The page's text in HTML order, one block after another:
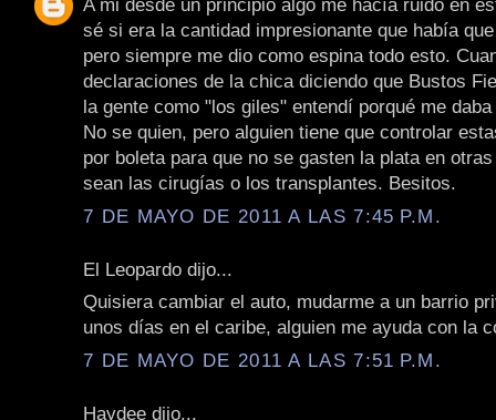
A mi desde un principio algo me hacía ruido en
sé si era la cantidad impresionante que había
pero siempre me dio como espina todo esto.
declaraciones de la chica diciendo que Bustos
la gente como "los giles" entendí porqué me
No se quien, pero alguien tiene que controlar
por boleta para que no se gasten la plata en
sean las cirugías o los transplantes. Besitos.
7 DE MAYO DE 2011 A LAS 7:45 P.M.
El Leopardo dijo...
Quisiera cambiar el auto, mudarme a un barrio
unos días en el caribe, alguien me ayuda con la
7 DE MAYO DE 2011 A LAS 7:51 P.M.
Haydee dijo...